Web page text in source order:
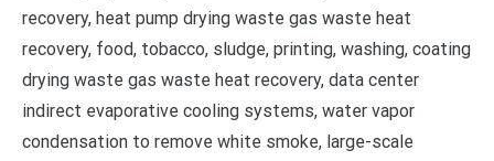
recovery, heat pump drying waste gas waste heat
recovery, food, tobacco, sludge, printing, washing, coating
drying waste gas waste heat recovery, data center
indirect evaporative cooling systems, water vapor
condensation to remove white smoke, large-scale